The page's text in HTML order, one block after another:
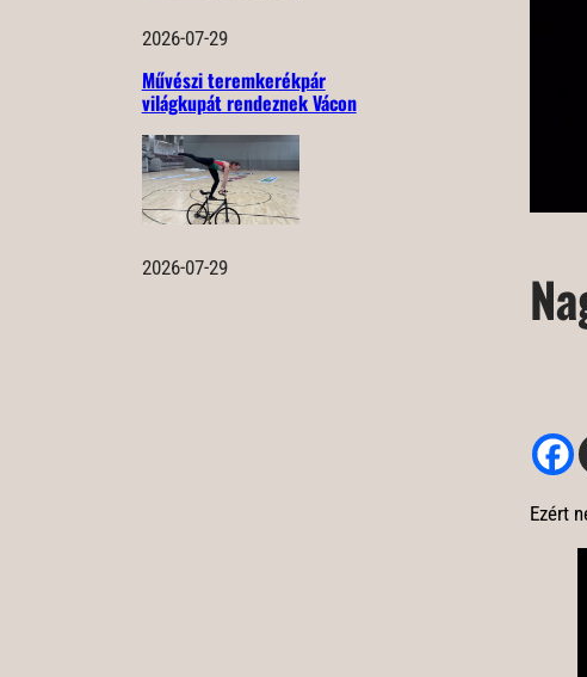
2026-07-29
Művészi teremkerékpár
világkupát rendeznek Vácon
2026-07-29
Ezért